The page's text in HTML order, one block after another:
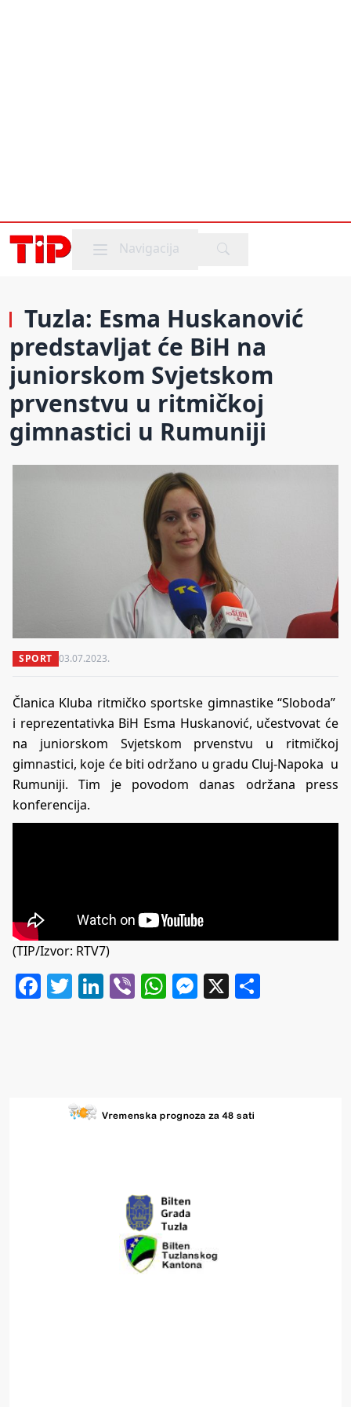
Mobile menu
Navigacija
Tuzla: Esma Huskanović
predstavljat će BiH na
juniorskom Svjetskom
prvenstvu u ritmičkoj
gimnastici u Rumuniji
SPORT 03.07.2023.
Članica Kluba ritmičko sportske gimnastike “Sloboda”
i reprezentativka BiH Esma Huskanović, učestvovat će
na juniorskom Svjetskom prvenstvu u ritmičkoj
gimnastici, koje će biti održano u gradu Cluj-Napoka u
Rumuniji. Tim je povodom danas održana press
konferencija.
(TIP/Izvor: RTV7)
Facebook
Twitter
LinkedIn
ViberWhatsApp
Messenger
X